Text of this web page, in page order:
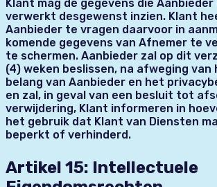
Klant mag de gegevens die
verwerkt desgewenst inzien. Klant
Aanbieder te vragen daarvoor in
komende gegevens van Afnemer te
te schermen. Aanbieder zal op dit
(4) weken beslissen, na afweging
belang van Aanbieder en het
en zal, in geval van een besluit tot
verwijdering, Klant informeren in
het gebruik dat Klant van Diensten
beperkt of verhinderd.
Artikel 15: Intellectuele